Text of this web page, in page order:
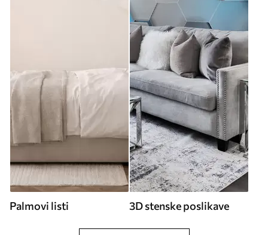
Palmovi listi 3D stenske poslikave